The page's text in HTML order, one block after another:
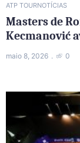
ATP TOURNOTÍCIAS
Masters de
Kecmanović
maio 8, 2026 0